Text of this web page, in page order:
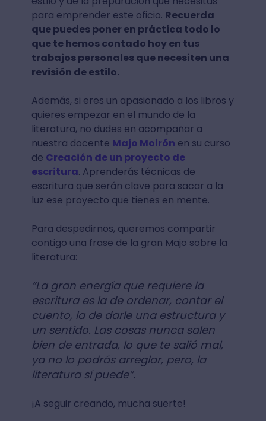
para emprender este oficio. Recuerda
que puedes poner en práctica todo lo
que te hemos contado hoy en tus
trabajos personales que necesiten una
revisión de estilo.
Además, si eres un apasionado a los libros y
quieres empezar en el mundo de la
literatura, no dudes en acompañar a
nuestra docente Majo Moirón en su curso
de Creación de un proyecto de
escritura. Aprenderás técnicas de
escritura que serán clave para sacar a la
luz ese proyecto que tienes en mente.
Para despedirnos, queremos compartir
contigo una frase de la gran Majo sobre la
literatura:
“La gran energía que requiere la
escritura es la de ordenar, contar el
cuento, la de darle una estructura y
un sentido. Las cosas nunca salen
bien de entrada, lo que te salió mal,
ya no lo podrás arreglar, pero, la
literatura sí puede”.
¡A seguir creando, mucha suerte!